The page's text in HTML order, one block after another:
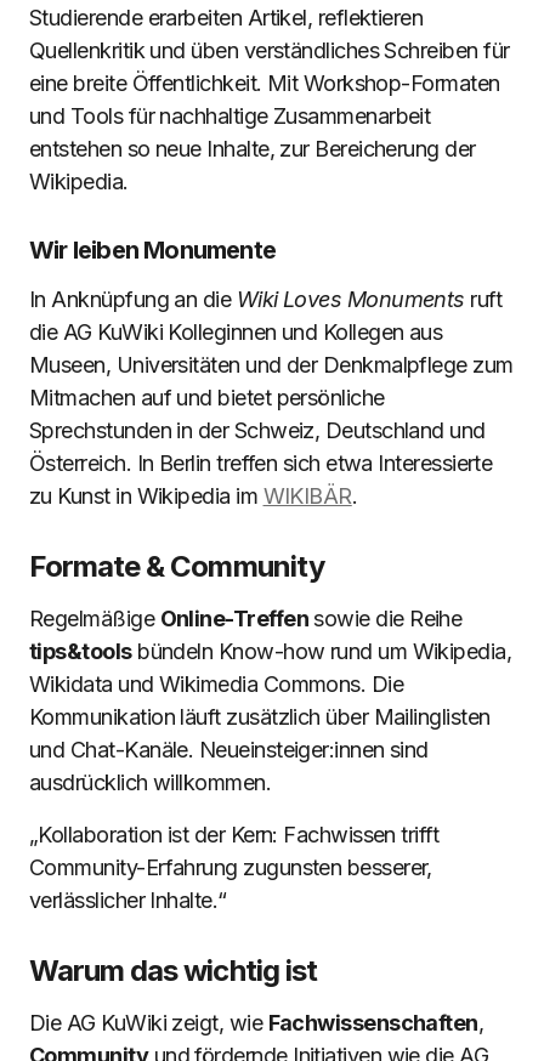
Studierende erarbeiten Artikel, reflektieren
Quellenkritik und üben verständliches Schreiben für
eine breite Öffentlichkeit. Mit Workshop-Formaten
und Tools für nachhaltige Zusammenarbeit
entstehen so neue Inhalte, zur Bereicherung der
Wikipedia.
Wir leiben Monumente
In Anknüpfung an die Wiki Loves Monuments ruft
die AG KuWiki Kolleginnen und Kollegen aus
Museen, Universitäten und der Denkmalpflege zum
Mitmachen auf und bietet persönliche
Sprechstunden in der Schweiz, Deutschland und
Österreich. In Berlin treffen sich etwa Interessierte
zu Kunst in Wikipedia im WIKIBÄR.
Formate & Community
Regelmäßige Online-Treffensowie die Reihe
tips&toolsbündeln Know-how rund um Wikipedia,
Wikidata und Wikimedia Commons. Die
Kommunikation läuft zusätzlich über Mailinglisten
und Chat-Kanäle. Neueinsteiger:innen sind
ausdrücklich willkommen.
„Kollaboration ist der Kern: Fachwissen trifft
Community-Erfahrung zugunsten besserer,
verlässlicher Inhalte.“
Warum das wichtig ist
Die AG KuWiki zeigt, wie Fachwissenschaften,
Communityund fördernde Initiativen wie die AG